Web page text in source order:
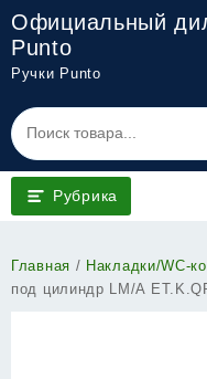
Перейти
содержимому
Официальный
Punto
Ручки Punto
Рубрика
Главная / Накладки/WC-
под цилиндр LM/A